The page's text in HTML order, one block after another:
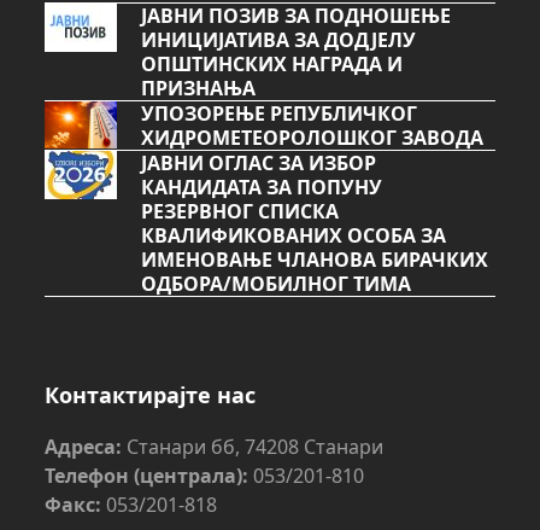
ЈАВНИ ПОЗИВ ЗА ПОДНОШЕЊЕ
ИНИЦИЈАТИВА ЗА ДОДЈЕЛУ
ОПШТИНСКИХ НАГРАДА И
ПРИЗНАЊА
УПОЗОРЕЊЕ РЕПУБЛИЧКОГ
ХИДРОМЕТЕОРОЛОШКОГ ЗАВОДА
ЈАВНИ ОГЛАС ЗА ИЗБОР
КАНДИДАТА ЗА ПОПУНУ
РЕЗЕРВНОГ СПИСКА
КВАЛИФИКОВАНИХ ОСОБА ЗА
ИМЕНОВАЊЕ ЧЛАНОВА БИРАЧКИХ
ОДБОРА/МОБИЛНОГ ТИМА
Контактирајте нас
Адреса: Станари бб, 74208 Станари
Телефон (централа): 053/201-810
Факс: 053/201-818